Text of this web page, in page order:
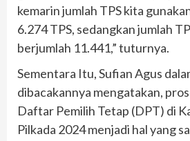
kemarin jumlah TPS kita
6.274 TPS, sedangkan jumlah
berjumlah 11.441,” tuturnya.
Sementara Itu, Sufian Agus
dibacakannya mengatakan,
Daftar Pemilih Tetap (DPT) di
Pilkada 2024 menjadi hal yang